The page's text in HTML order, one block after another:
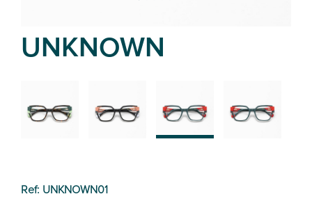
UNKNOWN
Ref: UNKNOWN01